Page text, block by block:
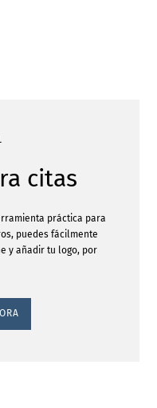
citas
práctica para
puedes fácilmente
y añadir tu logo, por